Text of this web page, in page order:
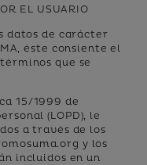
EL USUARIO
datos de carácter
éste consiente el
que se
15/1999 de
(LOPD), le
a través de los
y los
incluidos en un